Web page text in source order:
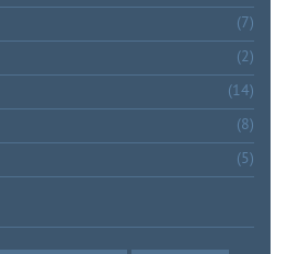
(7)
(2)
(14)
(8)
(5)